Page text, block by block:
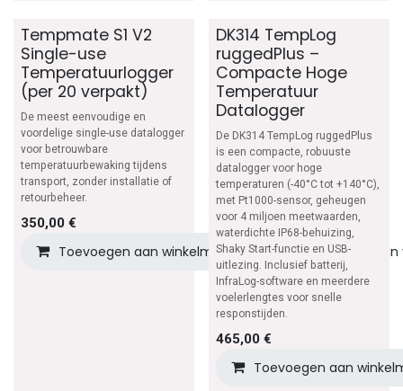
Tempmate S1 V2
Single-use
Temperatuurlogger
(per 20 verpakt)
De meest eenvoudige en
voordelige single-use datalogger
voor betrouwbare
temperatuurbewaking tijdens
transport, zonder installatie of
retourbeheer.
350,00 €
Toevoegen aan winkelmandje Toevoegen aan
DK314 TempLog
ruggedPlus –
Compacte Hoge
Temperatuur
Datalogger
De DK314 TempLog ruggedPlus
is een compacte, robuuste
datalogger voor hoge
temperaturen (-40°C tot +140°C),
met Pt1000-sensor, geheugen
voor 4 miljoen meetwaarden,
waterdichte IP68-behuizing,
Shaky Start-functie en USB-
uitlezing. Inclusief batterij,
InfraLog-software en meerdere
voelerlengtes voor snelle
responstijden.
465,00€
Toevoegen aan